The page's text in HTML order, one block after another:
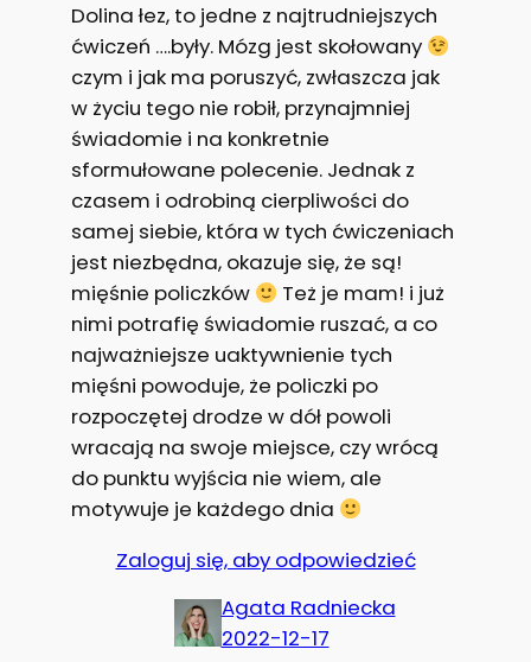
Dolina łez, to jedne z najtrudniejszych
ćwiczeń ….były. Mózg jest skołowany
czym i jak ma poruszyć, zwłaszcza jak
w życiu tego nie robił, przynajmniej
świadomie i na konkretnie
sformułowane polecenie. Jednak z
czasem i odrobiną cierpliwości do
samej siebie, która w tych ćwiczeniach
jest niezbędna, okazuje się, że są!
mięśnie policzków
Też je mam! i już
nimi potrafię świadomie ruszać, a co
najważniejsze uaktywnienie tych
mięśni powoduje, że policzki po
rozpoczętej drodze w dół powoli
wracają na swoje miejsce, czy wrócą
do punktu wyjścia nie wiem, ale
motywuje je każdego dnia
Zaloguj się, aby odpowiedzieć
Agata Radniecka
2022-12-17